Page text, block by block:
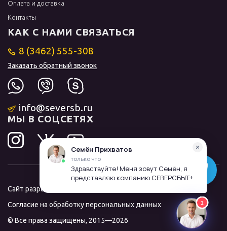
Оплата и доставка
Контакты
КАК С НАМИ СВЯЗАТЬСЯ
8 (3462) 555-308
Заказать обратный звонок
info@seversb.ru
МЫ В СОЦСЕТЯХ
Сайт разработал и продвинул
Согласие на обработку персональных данных
© Все права защищены, 2015—2026